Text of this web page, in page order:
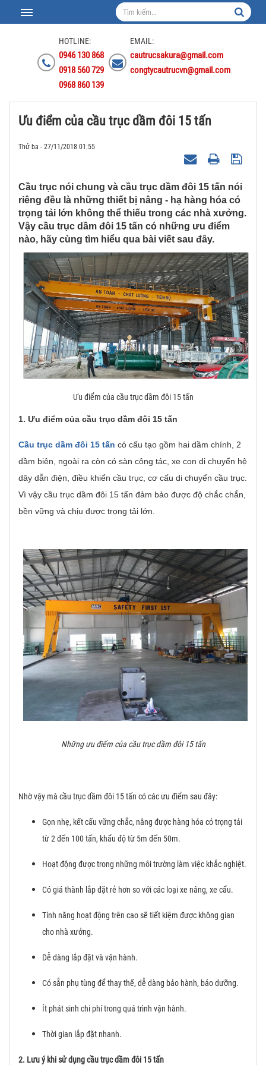
HOTLINE:
0946 130 868
0918 560 729
0968 860 139
EMAIL:
cautrucsakura@gmail.com
congtycautrucvn@gmail.com
Ưu điểm của cầu trục dầm đôi 15 tấn
Thứ ba - 27/11/2018 01:55
Cầu trục nói chung và cầu trục dầm đôi 15 tấn nói
riêng đều là những thiết bị nâng - hạ hàng hóa có
trọng tải lớn không thể thiếu trong các nhà xưởng.
Vậy cầu trục dầm đôi 15 tấn có những ưu điểm
nào, hãy cùng tìm hiểu qua bài viết sau đây.
Ưu điểm của cầu trục dầm đôi 15 tấn
1. Ưu điểm của cầu trục dầm đôi 15 tấn
Cầu trục dầm đôi 15 tấn có cấu tạo gồm hai dầm chính, 2
dầm biên, ngoài ra còn có sàn công tác, xe con di chuyển hệ
dây dẫn điện, điều khiển cầu trục, cơ cấu di chuyển cầu trục.
Vì vậy cầu trục dầm đôi 15 tấn đảm bảo được độ chắc chắn,
bền vững và chịu được trọng tải lớn.
Những ưu điểm của cầu trục dầm đôi 15 tấn
Nhờ vậy mà cầu trục dầm đôi 15 tấn có các ưu điểm sau đây:
Gọn nhẹ, kết cấu vững chắc, nâng được hàng hóa có trọng tải
từ 2 đến 100 tấn, khẩu độ từ 5m đến 50m.
Hoạt động được trong những môi trường làm việc khắc nghiệt.
Có giá thành lắp đặt rẻ hơn so với các loại xe nâng, xe cẩu.
Tính năng hoạt động trên cao sẽ tiết kiệm được không gian
cho nhà xưởng.
Dễ dàng lắp đặt và vận hành.
Có sẵn phụ tùng để thay thế, dễ dàng bảo hành, bảo dưỡng.
Ít phát sinh chi phí trong quá trình vận hành.
Thời gian lắp đặt nhanh.
2. Lưu ý khi sử dụng cầu trục dầm đôi 15 tấn